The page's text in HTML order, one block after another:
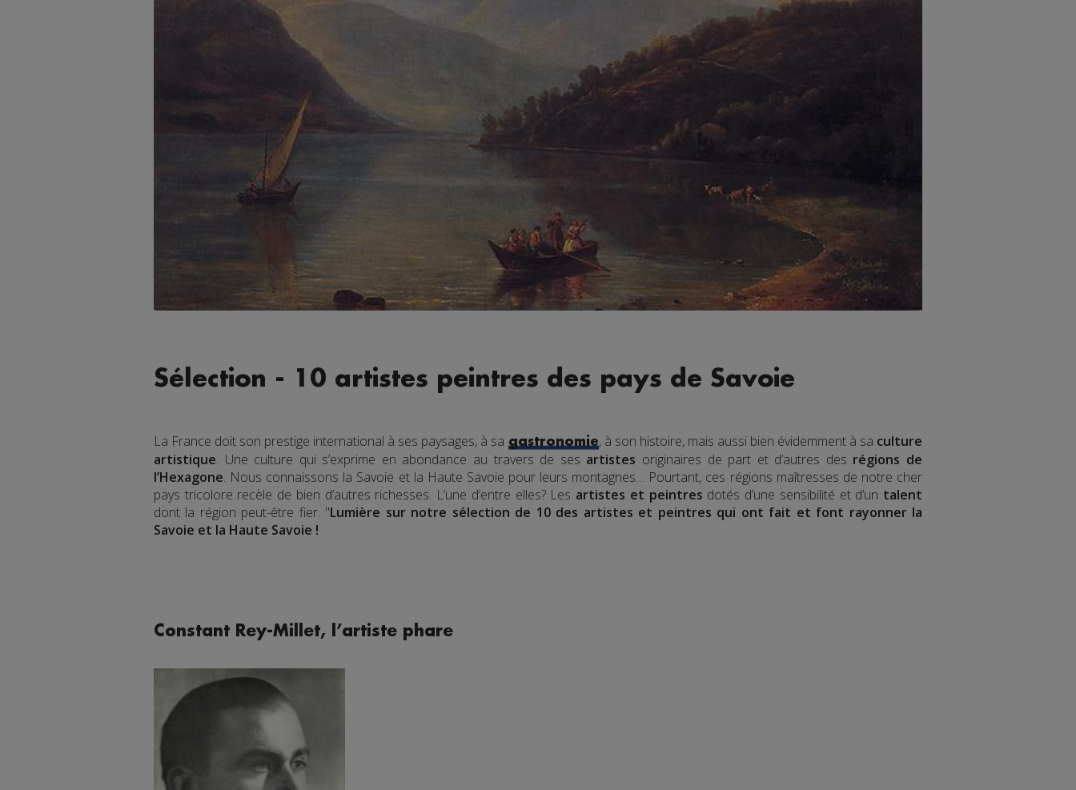
Sélection - 10 artistes peintres des pays de Savoie
La France doit son prestige international à ses paysages, à sa gastronomie, à son histoire, mais aussi bien évidemment à sa culture
artistique. Une culture qui s’exprime en abondance au travers de ses artistes originaires de part et d’autres des régions de
l’Hexagone. Nous connaissons la Savoie et la Haute Savoie pour leurs montagnes… Pourtant, ces régions maîtresses de notre cher
pays tricolore recèle de bien d’autres richesses. L’une d’entre elles? Les artistes et peintres dotés d’une sensibilité et d’un talent
dont la région peut-être fier. "Lumière sur notre sélection de 10 des artistes et peintres qui ont fait et font rayonner la
Savoie et la Haute Savoie !
Constant Rey-Millet, l’artiste phare